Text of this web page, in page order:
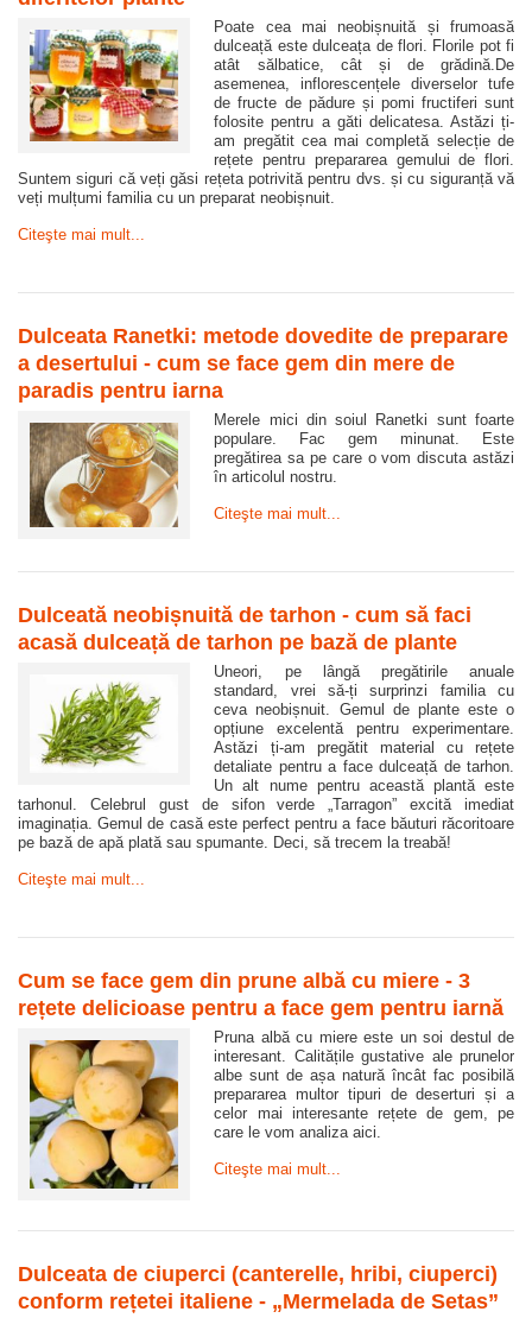
Poate cea mai neobișnuită și frumoasă
dulceață este dulceața de flori. Florile pot fi
atât sălbatice, cât și de grădină.De
asemenea, inflorescențele diverselor tufe
de fructe de pădure și pomi fructiferi sunt
folosite pentru a găti delicatesa. Astăzi ți-
am pregătit cea mai completă selecție de
rețete pentru prepararea gemului de flori.
Suntem siguri că veți găsi rețeta potrivită pentru dvs. și cu siguranță vă
veți mulțumi familia cu un preparat neobișnuit.
Citeşte mai mult...
Dulceata Ranetki: metode dovedite de preparare
a desertului - cum se face gem din mere de
paradis pentru iarna
Merele mici din soiul Ranetki sunt foarte
populare. Fac gem minunat. Este
pregătirea sa pe care o vom discuta astăzi
în articolul nostru.
Citeşte mai mult...
Dulceată neobișnuită de tarhon - cum să faci
acasă dulceață de tarhon pe bază de plante
Uneori, pe lângă pregătirile anuale
standard, vrei să-ți surprinzi familia cu
ceva neobișnuit. Gemul de plante este o
opțiune excelentă pentru experimentare.
Astăzi ți-am pregătit material cu rețete
detaliate pentru a face dulceață de tarhon.
Un alt nume pentru această plantă este
tarhonul. Celebrul gust de sifon verde „Tarragon” excită imediat
imaginația. Gemul de casă este perfect pentru a face băuturi răcoritoare
pe bază de apă plată sau spumante. Deci, să trecem la treabă!
Citeşte mai mult...
Cum se face gem din prune albă cu miere - 3
rețete delicioase pentru a face gem pentru iarnă
Pruna albă cu miere este un soi destul de
interesant. Calitățile gustative ale prunelor
albe sunt de așa natură încât fac posibilă
prepararea multor tipuri de deserturi și a
celor mai interesante rețete de gem, pe
care le vom analiza aici.
Citeşte mai mult...
Dulceata de ciuperci (canterelle, hribi, ciuperci)
conform rețetei italiene - „Mermelada de Setas”